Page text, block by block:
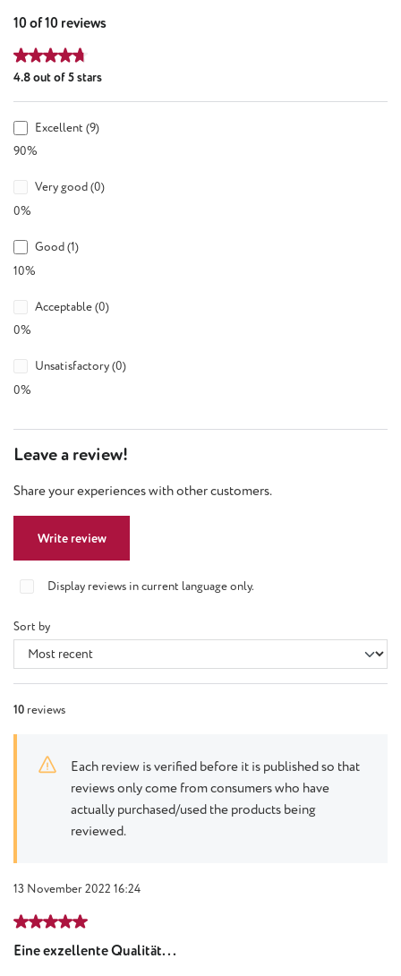
10 of 10 reviews
Average rating of 4.8 out of 5 stars
4.8 out of 5 stars
Excellent (9)
90%
Very good (0)
0%
Good (1)
10%
Acceptable (0)
0%
Unsatisfactory (0)
0%
Leave a review!
Share your experiences with other customers.
Write review
Display reviews in current language only.
Sort by
10 reviews
Each review is verified before it is published so that
reviews only come from consumers who have
actually purchased/used the products being
reviewed.
13 November 2022 16:24
Review with rating of 5 out of 5 stars
Eine exzellente Qualität...